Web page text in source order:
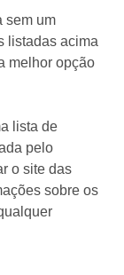
sem um
listadas acima
melhor opção
lista de
pelo
o site das
sobre os